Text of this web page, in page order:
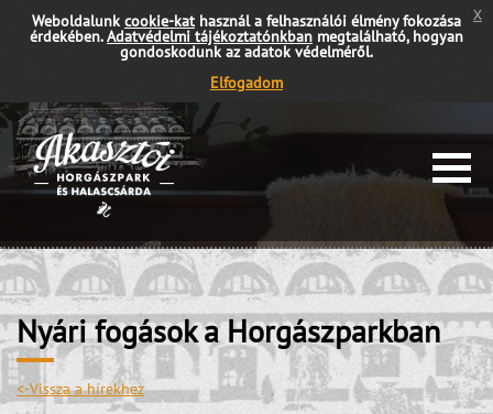
Weboldalunkcookie-kathasznál a felhasználói élmény fokozása
érdekében.Adatvédelmi tájékoztatónkban megtalálható, hogyan
gondoskodunk az adatok védelméről.
Elfogadom
x
Nyári fogások a Horgászparkban
<-Vissza a hírekhez